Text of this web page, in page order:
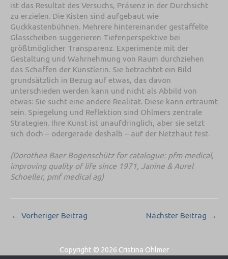
ist das Resultat des Versuchs, Präsenz in der Durchsicht
zu erzielen. Die Kisten sind aufgebaut wie
Guckkastenbühnen. Mehrere hintereinander gestaffelte
Glasscheiben suggerieren Tiefenperspektive bei
größtmöglicher Transparenz. Experimente mit der
Gestaltung und Wahrnehmung von Raum durchziehen
das Schaffen der Künstlerin. Sie betrachtet ein Bild
grundsätzlich in Bezug auf etwas, das davon
unterschieden werden kann und nicht als Abbild von
etwas: Sie sucht eine andere Realität. Diese kann erträumt
sein. Spiegelung und Reflektion sind Ohlmers zentrale
Strategien. Ihre Kunst ist unaufdringlich, aber sie setzt
sich doch – odergerade deshalb – auf der Netzhaut fest.
(Dorothea Baer Bogenschütz for catalogue: pfm medical,
improving quality of life since 1971, Janine & Aurel
Schoeller, pmf medical ag)
← Vorheriger Beitrag Nächster Beitrag →
Copyright © 2026 Cristina Ohlmer